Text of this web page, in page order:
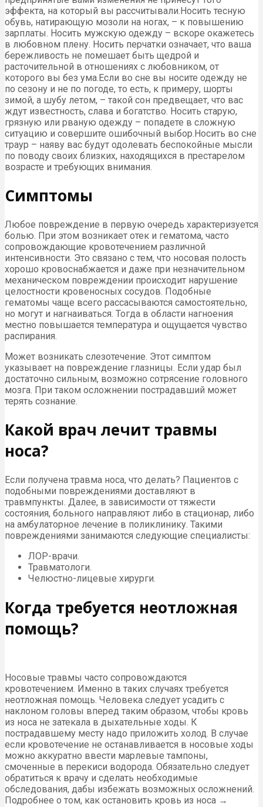
эффекта, на который вы рассчитывали.Носить тесную
обувь, натирающую мозоли на ногах, – к повышению
зарплаты. Носить мужскую одежду – вскоре окажетесь
в любовном плену. Носить перчатки означает, что ваша
бережливость не помешает быть щедрой и
расточительной в отношениях с любовником, от
которого вы без ума.Если во сне вы носите одежду не
по сезону и не по погоде, то есть, к примеру, шорты
зимой, а шубу летом, – такой сон предвещает, что вас
ждут известность, слава и богатство. Носить старую,
грязную или рваную одежду – попадете в сложную
ситуацию и совершите ошибочный выбор.Носить во сне
траур – наяву вас будут одолевать беспокойные мысли
по поводу своих близких, находящихся в престарелом
возрасте и требующих внимания.
Симптомы
Любое повреждение в первую очередь характеризуется
болью. При этом возникает отек и гематома, часто
сопровождающие кровотечением различной
интенсивности. Это связано с тем, что носовая полость
хорошо кровоснабжается и даже при незначительном
механическом повреждении происходит нарушение
целостности кровеносных сосудов. Подобные
гематомы чаще всего рассасываются самостоятельно,
но могут и нагнаиваться. Тогда в области нагноения
местно повышается температура и ощущается чувство
распирания.
Может возникать слезотечение. Этот симптом
указывает на повреждение глазницы. Если удар был
достаточно сильным, возможно сотрясение головного
мозга. При таком осложнении пострадавший может
терять сознание.
Какой врач лечит травмы
носа?
Если получена травма носа, что делать? Пациентов с
подобными повреждениями доставляют в
травмпункты. Далее, в зависимости от тяжести
состояния, больного направляют либо в стационар, либо
на амбулаторное лечение в поликлинику. Такими
повреждениями занимаются следующие специалисты:
ЛОР-врачи.
Травматологи.
Челюстно-лицевые хирурги.
Когда требуется неотложная
помощь?
Носовые травмы часто сопровождаются
кровотечением. Именно в таких случаях требуется
неотложная помощь. Человека следует усадить с
наклоном головы вперед таким образом, чтобы кровь
из носа не затекала в дыхательные ходы. К
пострадавшему месту надо приложить холод. В случае
если кровотечение не останавливается в носовые ходы
можно аккуратно ввести марлевые тампоны,
смоченные в перекиси водорода. Обязательно следует
обратиться к врачу и сделать необходимые
обследования, дабы избежать возможных осложнений.
Подробнее о том, как остановить кровь из носа →